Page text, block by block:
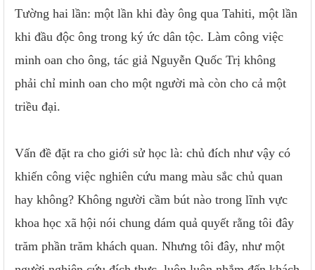
Tường hai lần: một lần khi đày ông qua Tahiti, một lần
khi đầu độc ông trong ký ức dân tộc. Làm công việc
minh oan cho ông, tác giả Nguyễn Quốc Trị không
phải chỉ minh oan cho một người mà còn cho cả một
triều đại.
Vấn đề đặt ra cho giới sử học là: chủ đích như vậy có
khiến công việc nghiên cứu mang màu sắc chủ quan
hay không? Không người cầm bút nào trong lĩnh vực
khoa học xã hội nói chung dám quả quyết rằng tôi đây
trăm phần trăm khách quan. Nhưng tôi đây, như một